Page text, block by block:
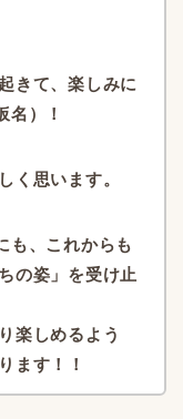
きて、楽しみに
名）！
く思います。
、 これからも
の姿」を受け止
楽しめるよう
ます！！